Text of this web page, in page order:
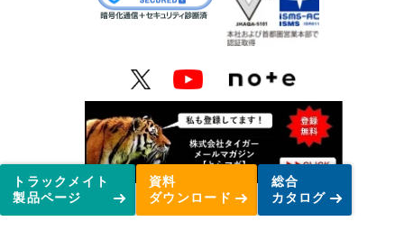
トラックメイト
製品ページ
資料
ダウンロード
総合
カタログ